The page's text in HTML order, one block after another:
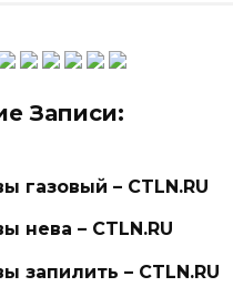
Записи:
газовый – CTLN.RU
нева – CTLN.RU
запилить – CTLN.RU